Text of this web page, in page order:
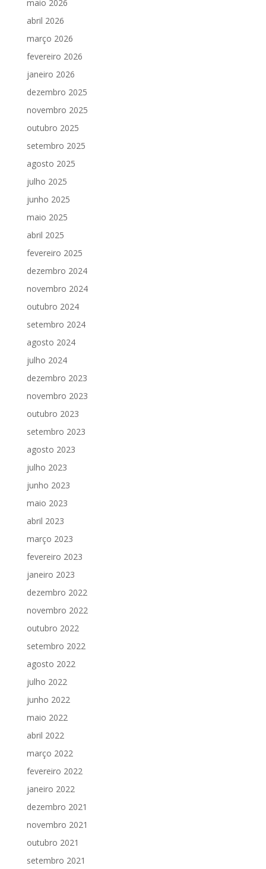
maio 2026
abril 2026
março 2026
fevereiro 2026
janeiro 2026
dezembro 2025
novembro 2025
outubro 2025
setembro 2025
agosto 2025
julho 2025
junho 2025
maio 2025
abril 2025
fevereiro 2025
dezembro 2024
novembro 2024
outubro 2024
setembro 2024
agosto 2024
julho 2024
dezembro 2023
novembro 2023
outubro 2023
setembro 2023
agosto 2023
julho 2023
junho 2023
maio 2023
abril 2023
março 2023
fevereiro 2023
janeiro 2023
dezembro 2022
novembro 2022
outubro 2022
setembro 2022
agosto 2022
julho 2022
junho 2022
maio 2022
abril 2022
março 2022
fevereiro 2022
janeiro 2022
dezembro 2021
novembro 2021
outubro 2021
setembro 2021